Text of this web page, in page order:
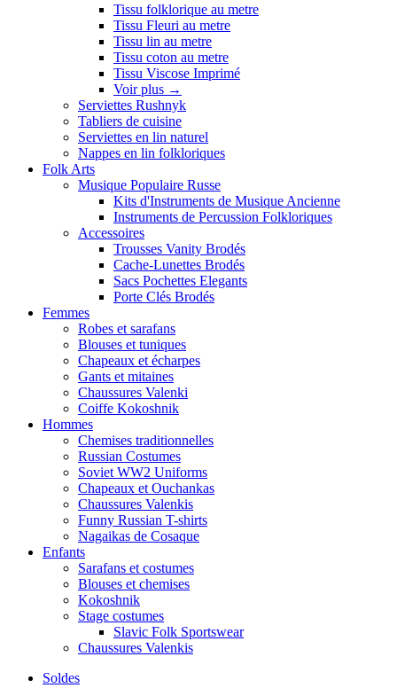
Tissu folklorique au metre
Tissu Fleuri au metre
Tissu lin au metre
Tissu coton au metre
Tissu Viscose Imprimé
Voir plus →
Serviettes Rushnyk
Tabliers de cuisine
Serviettes en lin naturel
Nappes en lin folkloriques
Folk Arts
Musique Populaire Russe
Kits d'Instruments de Musique Ancienne
Instruments de Percussion Folkloriques
Accessoires
Trousses Vanity Brodés
Cache-Lunettes Brodés
Sacs Pochettes Elegants
Porte Clés Brodés
Femmes
Robes et sarafans
Blouses et tuniques
Chapeaux et écharpes
Gants et mitaines
Chaussures Valenki
Coiffe Kokoshnik
Hommes
Chemises traditionnelles
Russian Costumes
Soviet WW2 Uniforms
Chapeaux et Ouchankas
Chaussures Valenkis
Funny Russian T-shirts
Nagaikas de Cosaque
Enfants
Sarafans et costumes
Blouses et chemises
Kokoshnik
Stage costumes
Slavic Folk Sportswear
Chaussures Valenkis
Soldes